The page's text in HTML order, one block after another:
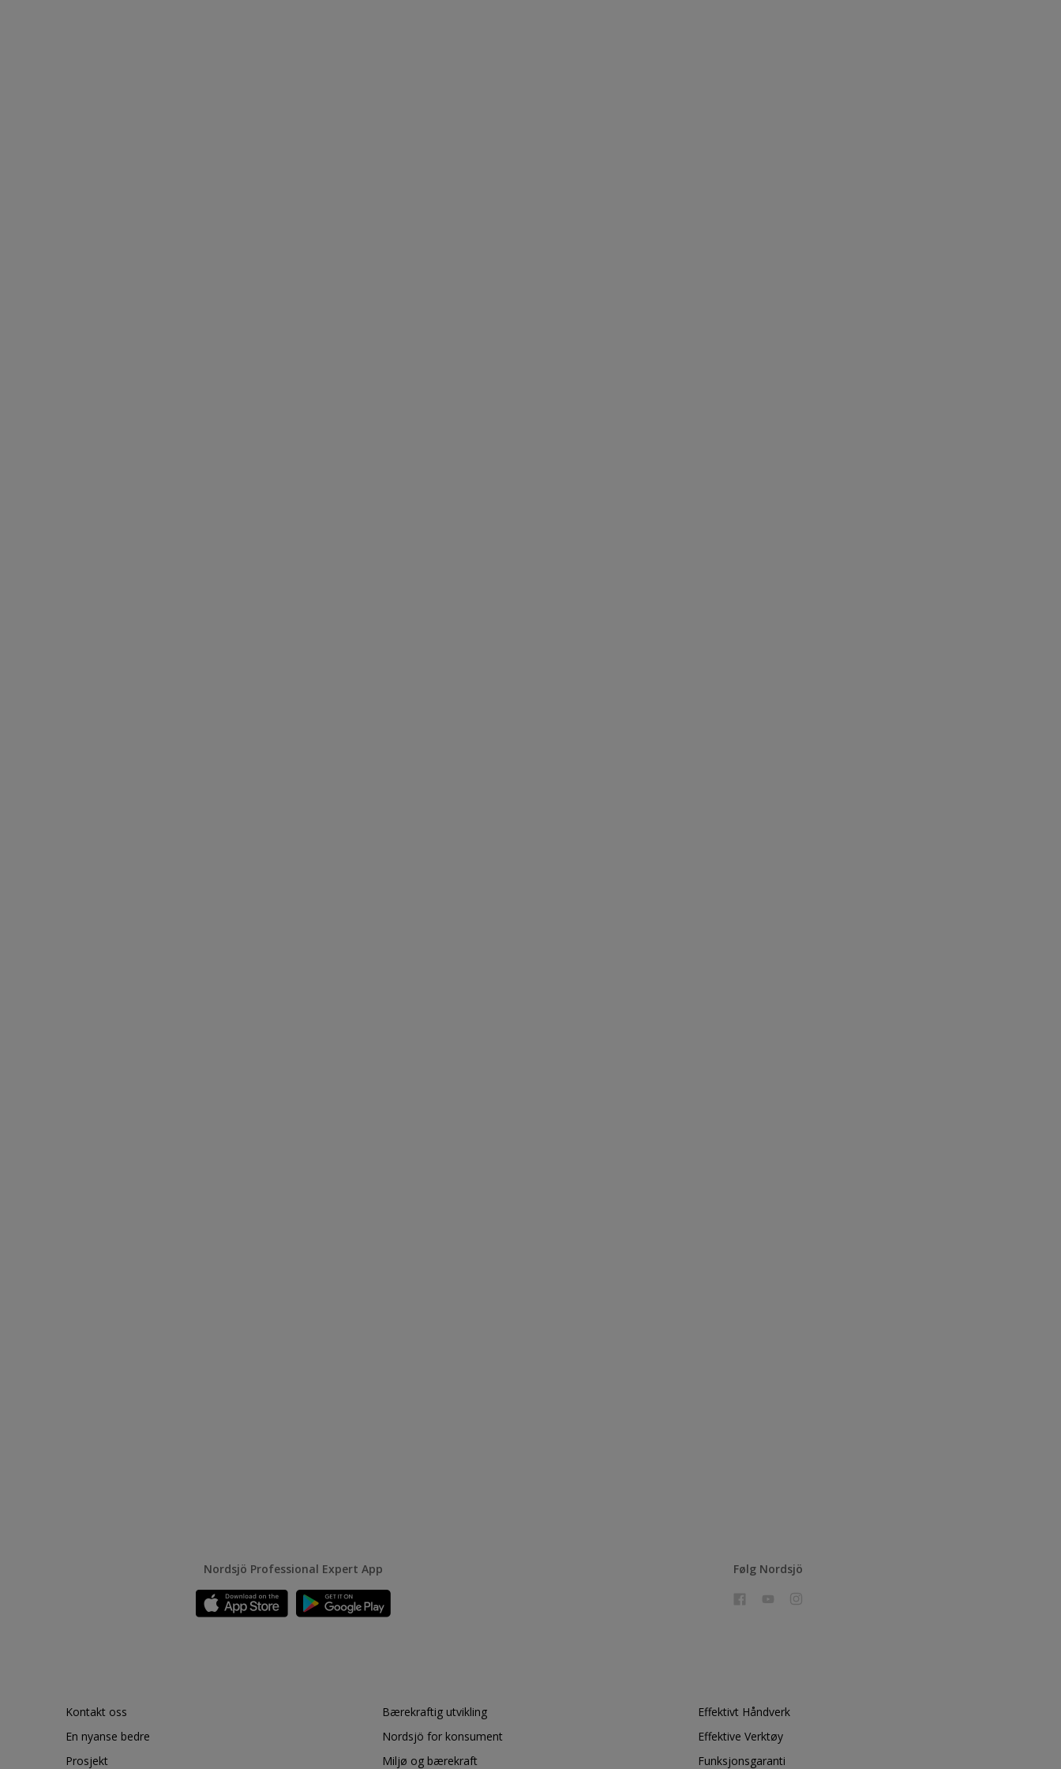
Nordsjö Professional Expert App Følg Nordsjö
Kontakt oss
En nyanse bedre
Prosjekt
Bærekraftig utvikling
Nordsjö for konsument
Miljø og bærekraft
Effektivt Håndverk
Effektive Verktøy
Funksjonsgaranti